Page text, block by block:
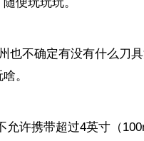
也不确定有没有什么刀
。
允许携带超过4英寸（